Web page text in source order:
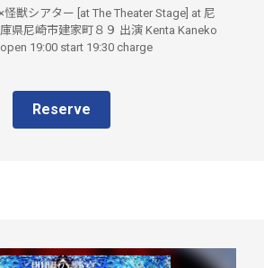
怪獣シアター [at The Theater Stage] at 尼
県尼崎市建家町８９ 出演 Kenta Kaneko
19:00 start 19:30 charge
Reserve